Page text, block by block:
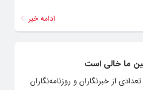
ادامه خبر
ما خالی است
از خبرنگاران و روزنامه‌نگاران